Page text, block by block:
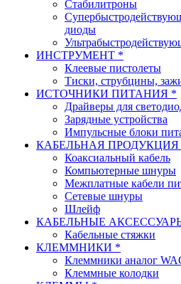
Стабилитроны
диоды
ИНСТРУМЕНТ *
Клеевые пистолеты
Тиски, струбцины,
ИСТОЧНИКИ ПИТАНИЯ *
Драйверы для
Зарядные устройства
Импульсные блоки
КАБЕЛЬНАЯ ПРОДУКЦИЯ
Коаксиальный кабель
Компьютерные шнуры
Межплатные кабели
Сетевые шнуры
Шлейф
КАБЕЛЬНЫЕ
Кабельные стяжки
КЛЕММНИКИ *
Клеммники аналог
Клеммные колодки